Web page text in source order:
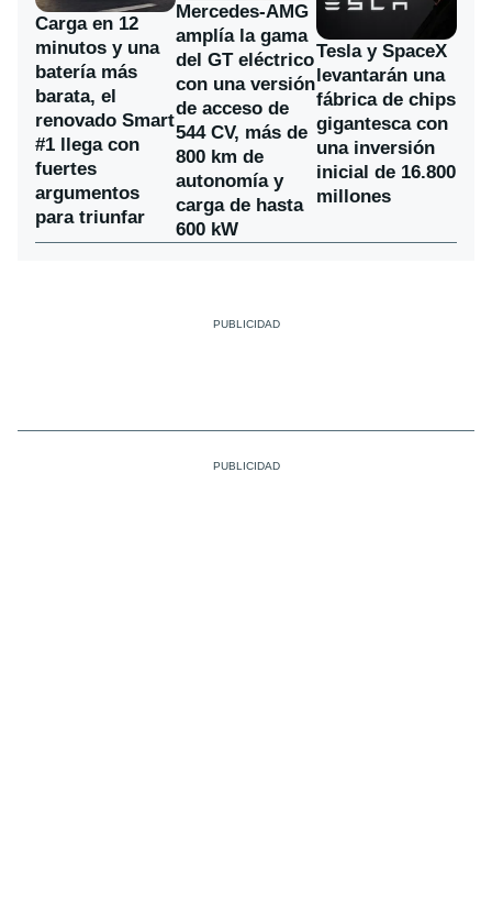
Carga en 12
minutos y una
batería más
barata, el
renovado Smart
#1 llega con
fuertes
argumentos
para triunfar
Mercedes-AMG
amplía la gama
del GT eléctrico
con una versión
de acceso de
544 CV, más de
800 km de
autonomía y
carga de hasta
600 kW
Tesla y SpaceX
levantarán una
fábrica de chips
gigantesca con
una inversión
inicial de 16.800
millones